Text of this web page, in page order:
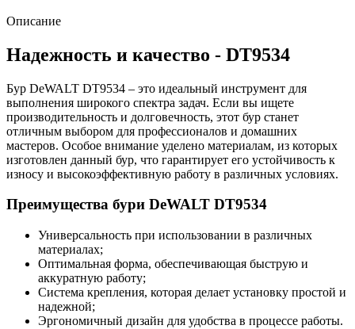
Описание
Надежность и качество - DT9534
Бур DeWALT DT9534 – это идеальный инструмент для
выполнения широкого спектра задач. Если вы ищете
производительность и долговечность, этот бур станет
отличным выбором для профессионалов и домашних
мастеров. Особое внимание уделено материалам, из которых
изготовлен данный бур, что гарантирует его устойчивость к
износу и высокоэффективную работу в различных условиях.
Преимущества бури DeWALT DT9534
Универсальность при использовании в различных
материалах;
Оптимальная форма, обеспечивающая быструю и
аккуратную работу;
Система крепления, которая делает установку простой и
надежной;
Эргономичный дизайн для удобства в процессе работы.